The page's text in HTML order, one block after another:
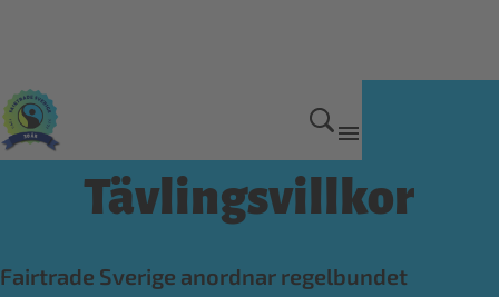
Tävlingsvillkor
Fairtrade Sverige anordnar regelbundet